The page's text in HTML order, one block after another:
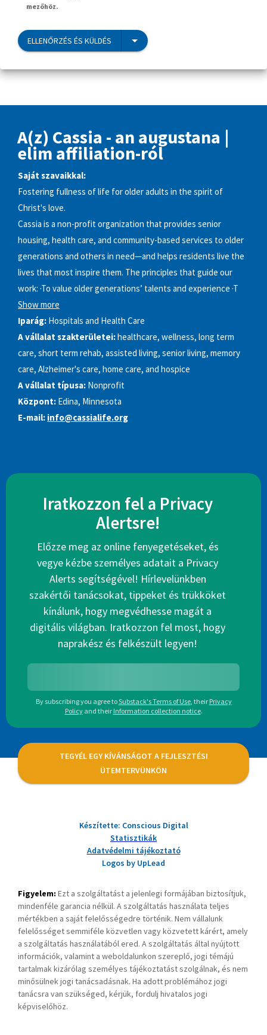
mezőhöz.
ELLENŐRZÉS ÉS KÜLDÉS
A(z) Cassia - an augustana |
elim affiliation-ról
Saját szavaikkal:
Fostering fullness of life for older adults in the spirit of
Christ's love.
Cassia is a non-profit organization that provides senior
housing, health care, and community-based services to older
generations and others in need—and helps residents live the
lives that most inspire them. The principles that guide our
work: ·To value older generations’ talents and experience ·T
Show more
Iparág: Hospitals and Health Care
A vállalat szakterületei:healthcare, wellness, long term
care, short term rehab, assisted living, senior living, memory
care, Alzheimer's care, home care, and hospice
A vállalat típusa: Nonprofit
Központ: Edina, Minnesota
E-mail: info@cassialife.org
Iratkozzon fel a Privacy
Alertsre!
Előzze meg az online fenyegetéseket, és
vegye kézbe személyes adatait a Privacy
Alerts segítségével! Hírlevelünkben
szakértői tanácsokat, tippeket és trükköket
kínálunk, hogy megvédhesse magát a
digitális világban. Iratkozzon fel most, hogy
naprakész és felkészült legyen!
By subscribing you agree toSubstack's Terms of Use, their Privacy
Policy and their Information collection notice.
TEGYÉL EGY KÍVÁNSÁGOT A FEJLESZTÉSI
ÜTEMTERVÜNKÖN
Készítette: Conscious Digital
Statisztikák
Adatvédelmi tájékoztató
Logos by UpLead
Figyelem: Ezt a szolgáltatást a jelenlegi formájában biztosítjuk,
mindenféle garancia nélkül. A szolgáltatás használata teljes
mértékben a saját felelősségedre történik. Nem vállalunk
felelősséget semmiféle közvetlen vagy közvetett kárért, amely
a szolgáltatás használatából ered. A szolgáltatás által nyújtott
információk, valamint a weboldalunkon szereplő, jogi témájú
tartalmak kizárólag személyes tájékoztatást szolgálnak, és nem
minősülnek jogi tanácsadásnak. Ha adott problémához jogi
tanácsra van szükséged, kérjük, fordulj hivatalos jogi
képviselőhöz.